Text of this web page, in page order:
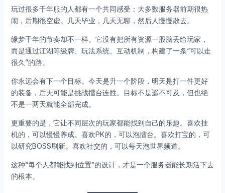
玩过很多千年服的人都有一个共同感受：大多数服务器前期很热
闹，后期很空虚。几天毕业，几天无聊，然后人慢慢散去。
缘梦千年的节奏却不一样。它没有把所有资源一股脑丢给玩家，
而是通过江湖等级牌、玩法系统、互动机制，构建了一条“可以走
很久”的路。
你永远会有下一个目标。今天是升一个阶段，明天是打一件更好
的装备，后天可能是挑战擂台连胜。目标不是遥不可及，但也绝
不是一两天就能全部完成。
更重要的是，它让不同层次的玩家都能找到自己的乐趣。喜欢挂
机的，可以慢慢养成。喜欢PK的，可以泡擂台。喜欢打宝的，可
以研究BOSS刷新。喜欢社交的，可以每天泡世界频道。
这种“每个人都能找到位置”的设计，才是一个服务器能长期活下去
的根本。